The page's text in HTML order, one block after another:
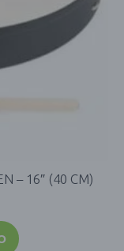
– 16″ (40 CM)